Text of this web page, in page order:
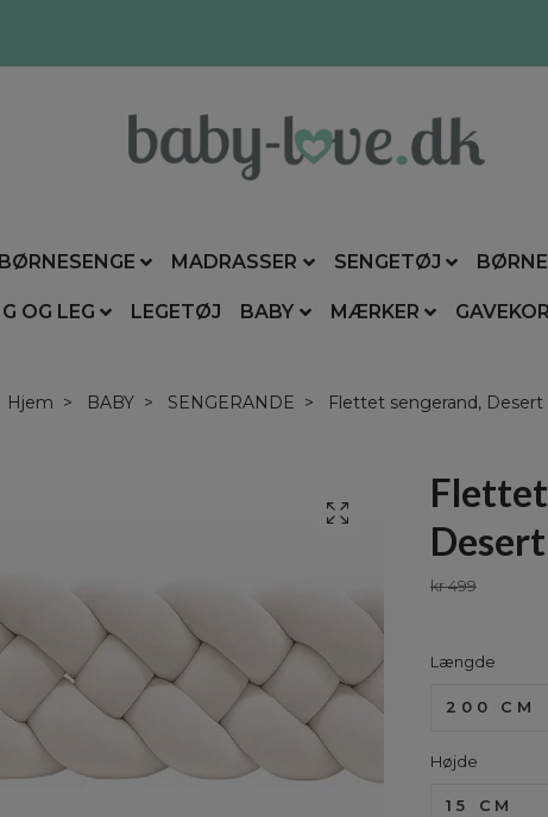
BØRNESENGE MADRASSER SENGETØJ
OG LEG LEGETØJ BABY MÆRKER
Hjem BABY SENGERANDE Flettet sengerand, Desert
kr 499
Længde
200 CM
Højde
15 CM